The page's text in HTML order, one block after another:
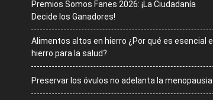
Premios Somos Fanes 2026: ¡La Ciudadanía
Decide los Ganadores!
Alimentos altos en hierro ¿Por qué es esencial el
hierro para la salud?
Preservar los óvulos no adelanta la menopausia